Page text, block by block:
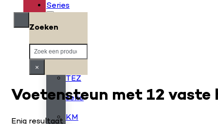
Series
serie
TEZ
serie
KM
Zoeken
Zoeken
×
Voetensteun met 12 vaste
Enig resultaat